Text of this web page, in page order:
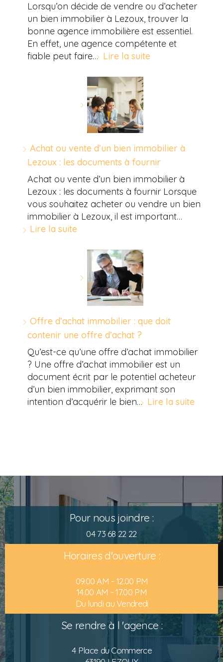
Lorsqu’on décide de vendre ou d’acheter
un bien immobilier à Lezoux, trouver la
bonne agence immobilière est essentiel.
En effet, une agence compétente et
fiable peut faire… Lire la suite
Achat ou vente d’un bien immobilier à
Lezoux : les documents à fournir
Achat ou vente d’un bien immobilier à
Lezoux : les documents à fournir Lorsque
vous souhaitez acheter ou vendre un bien
immobilier à Lezoux, il est important…
Lire la suite
Offre d’achat immobilier : que doit
contenir une offre d’achat ?
Qu’est-ce qu’une offre d’achat immobilier
? Une offre d’achat immobilier est un
document écrit par le potentiel acheteur
d’un bien immobilier, exprimant son
intention d’acquérir le bien… Lire la suite
Pour nous joindre :
04 73 68 22 22
Horaires d'ouverture :
09.00 AM - 12.00 PM
14.00 AM - 17.00 PM
Du lundi au Vendredi
Se rendre à l 'agence :
4 Place du Commerce